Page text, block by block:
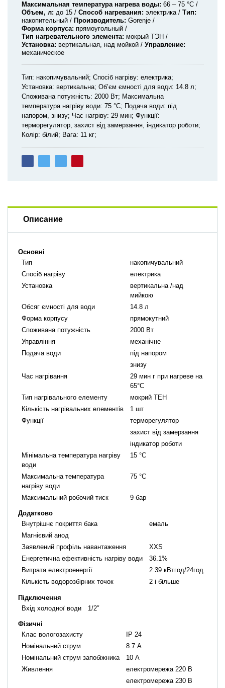
Максимальная температура нагрева воды 66 – 75 °C
Объем, л до 15 Способ нагревания электрика
Тип
накопительный
Производитель Gorenje
Форма корпуса прямоугольный
Тип нагревательного элемента мокрый ТЭН
Установка вертикальная, над мойкой
Управление
механическое
Тип: накопичувальний; Спосіб нагріву: електрика;
Установка: вертикальна; Об’єм ємності для води: 14.8 л;
Споживана потужність: 2000 Вт; Максимальна
температура нагріву води: 75 °C; Подача води: під
напором, знизу; Час нагріву: 29 мин; Функції:
терморегулятор, захист від замерзання, індикатор роботи;
Колір: білий; Вага: 11 кг;
Описание
Основні
Тип
накопичувальний
Cпосіб нагріву
електрика
Установка
вертикальна /над
мийкою
Обсяг ємності для води
14.8 л
Форма корпусу
прямокутний
Споживана потужність
2000 Вт
Управління
механічне
Подача води
під напором
знизу
Час нагрівання
29 мин г при нагреве на
65°С
Тип нагрівального елементу
мокрий ТЕН
Кількість нагрівальних елементів
1 шт
Функції
терморегулятор
захист від замерзання
індикатор роботи
Мінімальна температура нагріву
води
15 °C
Максимальна температура
нагріву води
75 °C
Максимальний робочий тиск 9 бар
Додатково
Внутрішнє покриття бака
емаль
Магнієвий анод
Заявлений профіль навантаження
XXS
Енергетична ефективність нагріву води
36.1%
Витрата електроенергії
2.39 кВтгод/24год
Кількість водорозбірних точок
2 і більше
Підключення
Вхід холодної води
1/2″
Фізичні
Клас вологозахисту
IP 24
Номінальний струм
8.7 А
Номінальний струм запобіжника
10 А
Живлення
електромережа 220 В
електромережа 230 В